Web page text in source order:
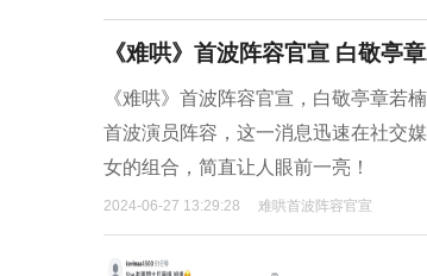
《难哄》首波阵容官宣 白敬亭
《难哄》首波阵容官宣，白敬亭章若
首波演员阵容，这一消息迅速在社交
女的组合，简直让人眼前一亮！
2024-06-27 13:29:28 难哄首波阵容官宣